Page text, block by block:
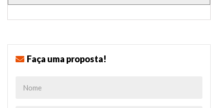
Faça uma proposta!